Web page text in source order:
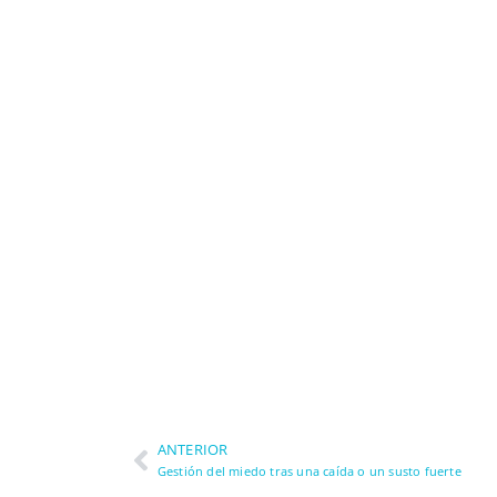
ANTERIOR
Gestión del miedo tras una caída o un susto fuerte